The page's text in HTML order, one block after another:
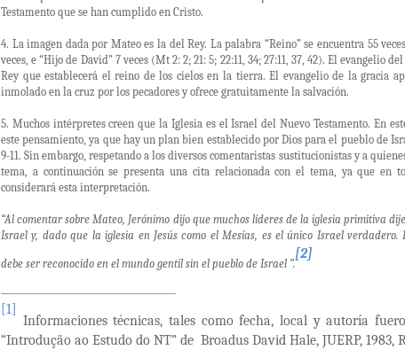
Testamento que se han cumplido en Cristo.
4. La imagen dada por Mateo es la del Rey. La palabra “Reino” se encuentra 55
veces, e “Hijo de David” 7 veces (Mt 2: 2; 21: 5; 22:11, 34; 27:11, 37, 42). El evangelio
Rey que establecerá el reino de los cielos en la tierra. El evangelio de la gracia
inmolado en la cruz por los pecadores y ofrece gratuitamente la salvación.
5. Muchos intérpretes creen que la Iglesia es el Israel del Nuevo Testamento. En
este pensamiento, ya que hay un plan bien establecido por Dios para el pueblo de
9-11. Sin embargo, respetando a los diversos comentaristas sustitucionistas y a
tema, a continuación se presenta una cita relacionada con el tema, ya que en
considerará esta interpretación.
“Al comentar sobre Mateo, Jerónimo dijo que muchos líderes de la iglesia primitiva
Israel y, dado que la iglesia en Jesús como el Mesías, es el único Israel
debe ser reconocido en el mundo gentil sin el pueblo de Israel ”.
[2]
[1]
Informaciones técnicas, tales como fecha, local y autoría
“Introdução ao Estudo do NT” de Broadus David Hale, JUERP, 1983,